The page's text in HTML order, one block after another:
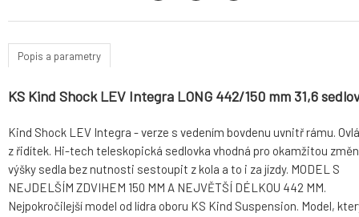
Popis a parametry
KS Kind Shock LEV Integra LONG 442/150 mm 31,6
Kind Shock LEV Integra - verze s vedením bovdenu uvnitř rámu.
z řidítek. Hi-tech teleskopická sedlovka vhodná pro okamžitou
výšky sedla bez nutnosti sestoupit z kola a to i za jízdy. MODEL S
NEJDELŠÍM ZDVIHEM 150 MM A NEJVĚTŠÍ DÉLKOU 442 MM.
Nejpokročilejší model od lídra oboru KS Kind Suspension. Model,